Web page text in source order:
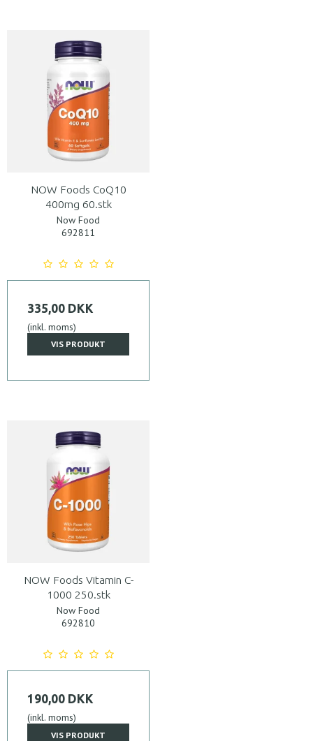
NOW Foods CoQ10
400mg 60.stk
Now Food
692811
335,00 DKK
(inkl. moms)
VIS PRODUKT
NOW Foods Vitamin C-
1000 250.stk
Now Food
692810
190,00 DKK
(inkl. moms)
VIS PRODUKT